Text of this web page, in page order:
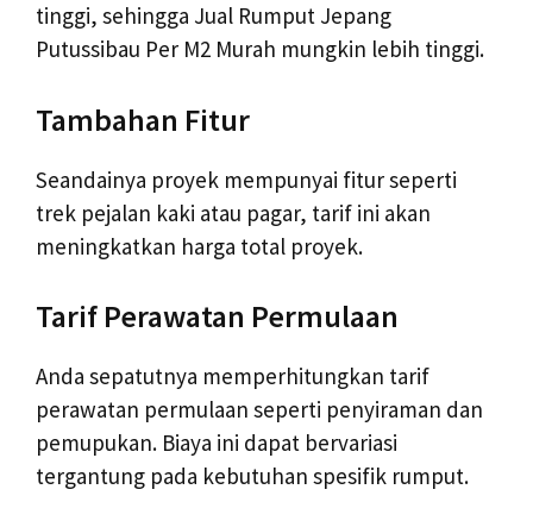
tinggi, sehingga Jual Rumput Jepang
Putussibau Per M2 Murah mungkin lebih tinggi.
Tambahan Fitur
Seandainya proyek mempunyai fitur seperti
trek pejalan kaki atau pagar, tarif ini akan
meningkatkan harga total proyek.
Tarif Perawatan Permulaan
Anda sepatutnya memperhitungkan tarif
perawatan permulaan seperti penyiraman dan
pemupukan. Biaya ini dapat bervariasi
tergantung pada kebutuhan spesifik rumput.